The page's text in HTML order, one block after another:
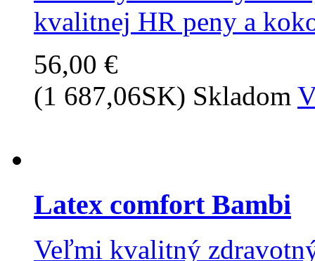
kvalitnej HR peny a
56,00 €
(1 687,06SK) Skladom
Latex comfort Bambi
Veľmi kvalitný